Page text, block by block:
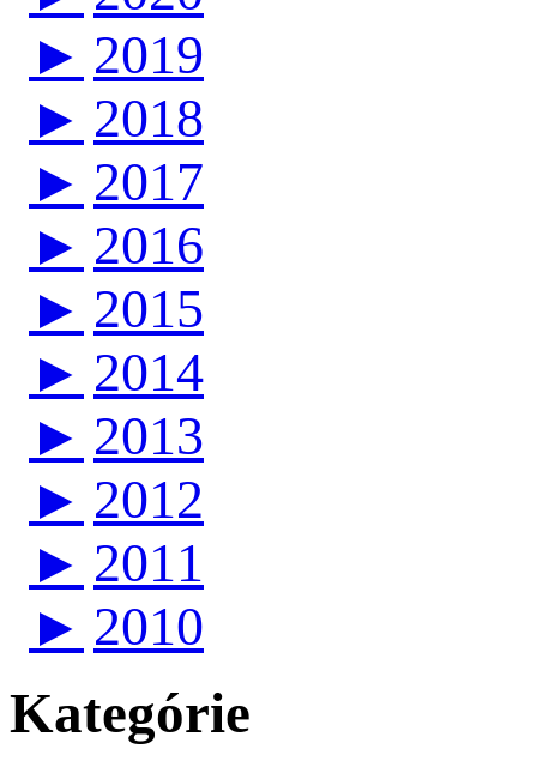
► 2019
► 2018
► 2017
► 2016
► 2015
► 2014
► 2013
► 2012
► 2011
► 2010
Kategórie